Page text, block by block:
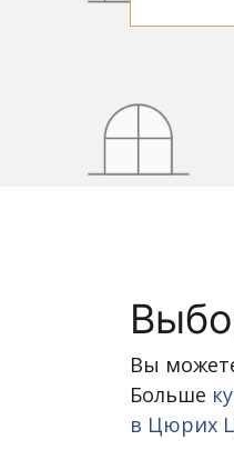
Вы
Больше
в Цюрих